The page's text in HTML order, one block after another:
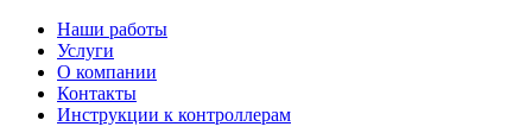
Наши работы
Услуги
О компании
Контакты
Инструкции к контроллерам